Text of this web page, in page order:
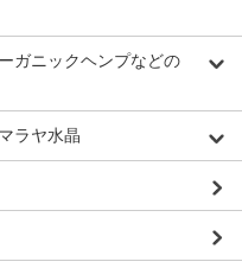
ニックヘンプなどの
ラヤ水晶